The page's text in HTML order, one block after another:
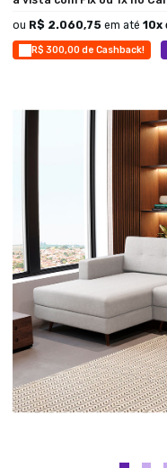
R$ 300,00 de Cashback!
ou R$ 2.060,75 em até 10x